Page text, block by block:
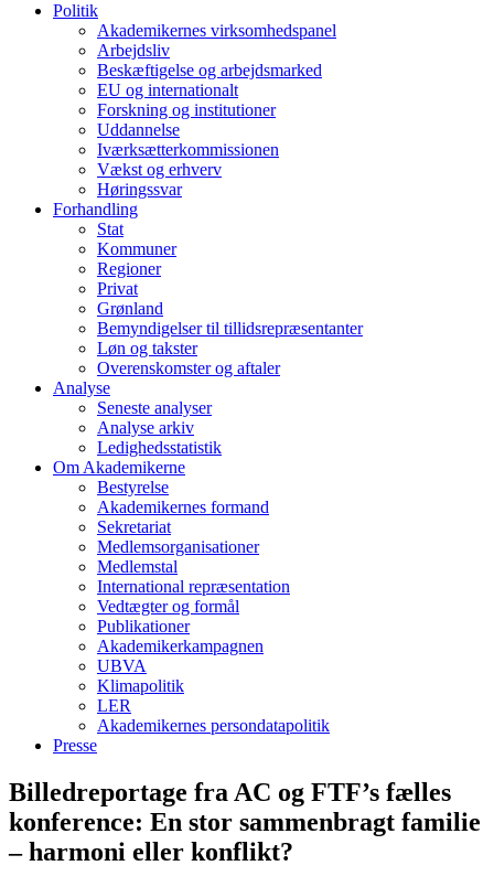
Politik
Akademikernes virksomhedspanel
Arbejdsliv
Beskæftigelse og arbejdsmarked
EU og internationalt
Forskning og institutioner
Uddannelse
Iværksætterkommissionen
Vækst og erhverv
Høringssvar
Forhandling
Stat
Kommuner
Regioner
Privat
Grønland
Bemyndigelser til tillidsrepræsentanter
Løn og takster
Overenskomster og aftaler
Analyse
Seneste analyser
Analyse arkiv
Ledighedsstatistik
Om Akademikerne
Bestyrelse
Akademikernes formand
Sekretariat
Medlemsorganisationer
Medlemstal
International repræsentation
Vedtægter og formål
Publikationer
Akademikerkampagnen
UBVA
Klimapolitik
LER
Akademikernes persondatapolitik
Presse
Billedreportage fra AC og FTF’s fælles
konference: En stor sammenbragt familie
– harmoni eller konflikt?